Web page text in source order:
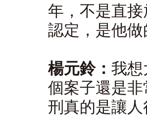
年，不是直
認定，是他
楊元鈴： 我
個案子還是
刑真的是讓